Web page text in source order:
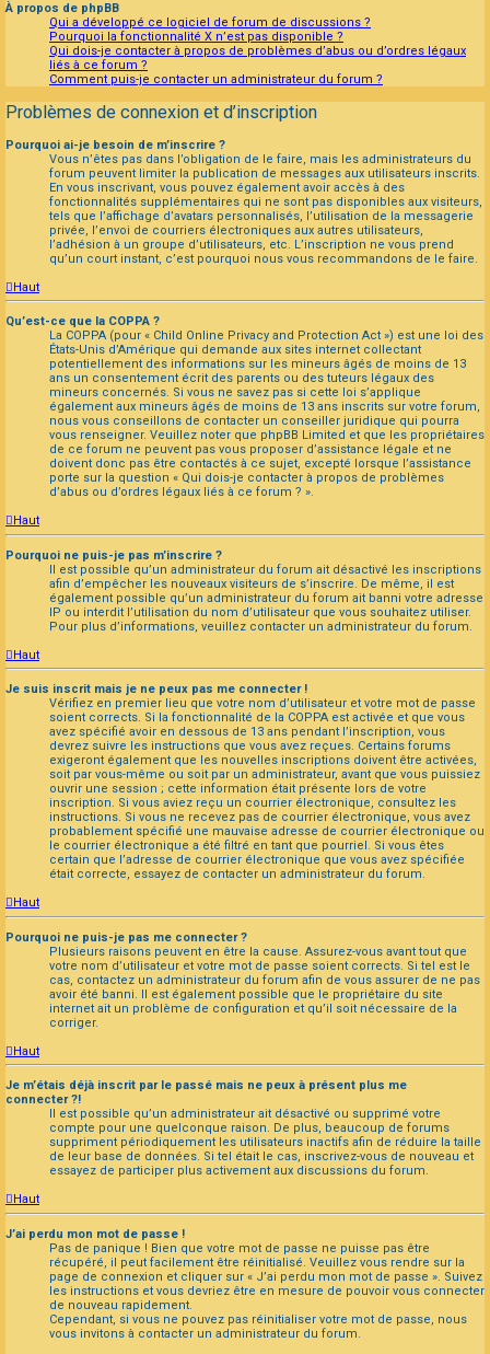
À propos de phpBB
Qui a développé ce logiciel de forum de discussions ?
Pourquoi la fonctionnalité X n’est pas disponible ?
Qui dois-je contacter à propos de problèmes d’abus ou d’ordres légaux
liés à ce forum ?
Comment puis-je contacter un administrateur du forum ?
Problèmes de connexion et d’inscription
Pourquoi ai-je besoin de m’inscrire ?
Vous n’êtes pas dans l’obligation de le faire, mais les administrateurs du
forum peuvent limiter la publication de messages aux utilisateurs inscrits.
En vous inscrivant, vous pouvez également avoir accès à des
fonctionnalités supplémentaires qui ne sont pas disponibles aux visiteurs,
tels que l’affichage d’avatars personnalisés, l’utilisation de la messagerie
privée, l’envoi de courriers électroniques aux autres utilisateurs,
l’adhésion à un groupe d’utilisateurs, etc. L’inscription ne vous prend
qu’un court instant, c’est pourquoi nous vous recommandons de le faire.
Haut
Qu’est-ce que la COPPA ?
La COPPA (pour « Child Online Privacy and Protection Act ») est une loi des
États-Unis d’Amérique qui demande aux sites internet collectant
potentiellement des informations sur les mineurs âgés de moins de 13
ans un consentement écrit des parents ou des tuteurs légaux des
mineurs concernés. Si vous ne savez pas si cette loi s’applique
également aux mineurs âgés de moins de 13 ans inscrits sur votre forum,
nous vous conseillons de contacter un conseiller juridique qui pourra
vous renseigner. Veuillez noter que phpBB Limited et que les propriétaires
de ce forum ne peuvent pas vous proposer d’assistance légale et ne
doivent donc pas être contactés à ce sujet, excepté lorsque l’assistance
porte sur la question « Qui dois-je contacter à propos de problèmes
d’abus ou d’ordres légaux liés à ce forum ? ».
Haut
Pourquoi ne puis-je pas m’inscrire ?
Il est possible qu’un administrateur du forum ait désactivé les inscriptions
afin d’empêcher les nouveaux visiteurs de s’inscrire. De même, il est
également possible qu’un administrateur du forum ait banni votre adresse
IP ou interdit l’utilisation du nom d’utilisateur que vous souhaitez utiliser.
Pour plus d’informations, veuillez contacter un administrateur du forum.
Haut
Je suis inscrit mais je ne peux pas me connecter !
Vérifiez en premier lieu que votre nom d’utilisateur et votre mot de passe
soient corrects. Si la fonctionnalité de la COPPA est activée et que vous
avez spécifié avoir en dessous de 13 ans pendant l’inscription, vous
devrez suivre les instructions que vous avez reçues. Certains forums
exigeront également que les nouvelles inscriptions doivent être activées,
soit par vous-même ou soit par un administrateur, avant que vous puissiez
ouvrir une session ; cette information était présente lors de votre
inscription. Si vous aviez reçu un courrier électronique, consultez les
instructions. Si vous ne recevez pas de courrier électronique, vous avez
probablement spécifié une mauvaise adresse de courrier électronique ou
le courrier électronique a été filtré en tant que pourriel. Si vous êtes
certain que l’adresse de courrier électronique que vous avez spécifiée
était correcte, essayez de contacter un administrateur du forum.
Haut
Pourquoi ne puis-je pas me connecter ?
Plusieurs raisons peuvent en être la cause. Assurez-vous avant tout que
votre nom d’utilisateur et votre mot de passe soient corrects. Si tel est le
cas, contactez un administrateur du forum afin de vous assurer de ne pas
avoir été banni. Il est également possible que le propriétaire du site
internet ait un problème de configuration et qu’il soit nécessaire de la
corriger.
Haut
Je m’étais déjà inscrit par le passé mais ne peux à présent plus me
connecter ?!
Il est possible qu’un administrateur ait désactivé ou supprimé votre
compte pour une quelconque raison. De plus, beaucoup de forums
suppriment périodiquement les utilisateurs inactifs afin de réduire la taille
de leur base de données. Si tel était le cas, inscrivez-vous de nouveau et
essayez de participer plus activement aux discussions du forum.
Haut
J’ai perdu mon mot de passe !
Pas de panique ! Bien que votre mot de passe ne puisse pas être
récupéré, il peut facilement être réinitialisé. Veuillez vous rendre sur la
page de connexion et cliquer sur « J’ai perdu mon mot de passe ». Suivez
les instructions et vous devriez être en mesure de pouvoir vous connecter
de nouveau rapidement.
Cependant, si vous ne pouvez pas réinitialiser votre mot de passe, nous
vous invitons à contacter un administrateur du forum.